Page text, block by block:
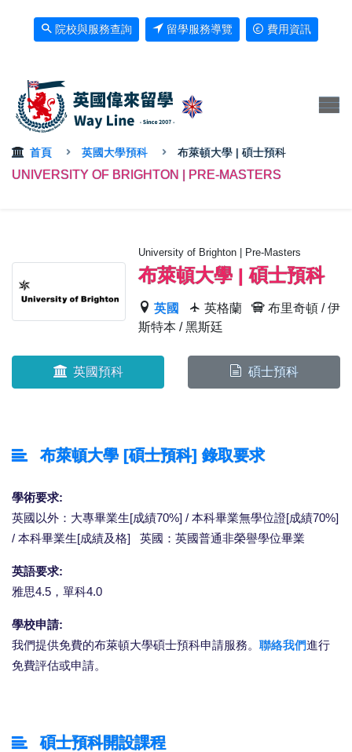
院校與服務查詢 留學服務導覽 費用資訊
首頁 英國大學預科 布萊頓大學 | 碩士預科
UNIVERSITY OF BRIGHTON | PRE-MASTERS
University of Brighton | Pre-Masters
布萊頓大學 | 碩士預科
英國 英格蘭
布里奇頓 / 伊
斯特本 / 黑斯廷
英國預科 碩士預科
布萊頓大學 [碩士預科] 錄取要求
學術要求:
英國以外：大專畢業生[成績70%] / 本科畢業無學位證[成績70%]
/ 本科畢業生[成績及格] 英國：英國普通非榮譽學位畢業
英語要求:
雅思4.5，單科4.0
學校申請:
我們提供免費的布萊頓大學碩士預科申請服務。 聯絡我們進行
免費評估或申請。
碩士預科開設課程